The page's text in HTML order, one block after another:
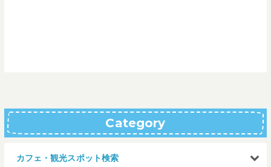
Category
カフェ・観光スポット検索